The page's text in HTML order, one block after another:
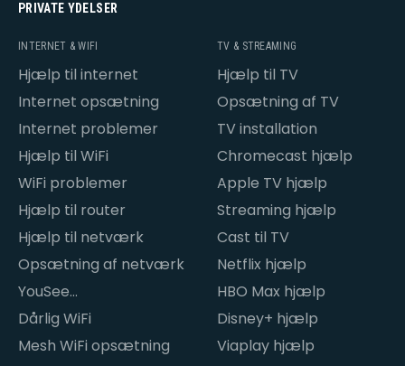
PRIVATE YDELSER
INTERNET & WIFI
Hjælp til internet
Internet opsætning
Internet problemer
Hjælp til WiFi
WiFi problemer
Hjælp til router
Hjælp til netværk
Opsætning af netværk
YouSee
internetproblemer
Dårlig WiFi
Mesh WiFi opsætning
TV & STREAMING
Hjælp til TV
Opsætning af TV
TV installation
Chromecast hjælp
Apple TV hjælp
Streaming hjælp
Cast til TV
Netflix hjælp
HBO Max hjælp
Disney+ hjælp
Viaplay hjælp